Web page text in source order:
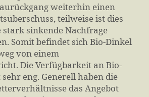
weiterhin einen
teilweise ist dies
stark sinkende Nachfrage
Somit befindet sich Bio-Dinkel
von einem
Die Verfügbarkeit an Bio-
eng. Generell haben die
das Angebot